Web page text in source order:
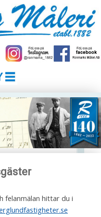
felanmälan hittar du i